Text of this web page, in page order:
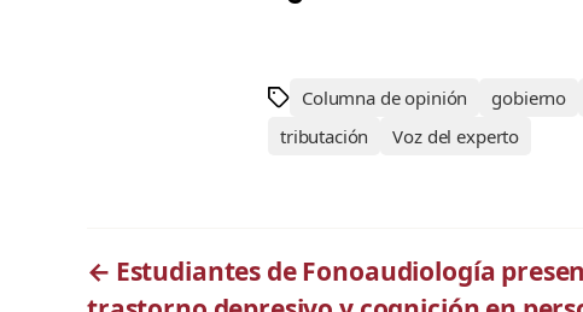
Columna de opinión gobierno
tributación
Voz del experto
← Estudiantes de Fonoaudiología